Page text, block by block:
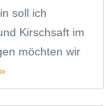
soll ich
Kirschsaft im
möchten wir